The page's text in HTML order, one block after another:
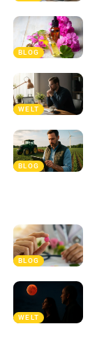
BLOG
WELT
BLOG
BLOG
WELT